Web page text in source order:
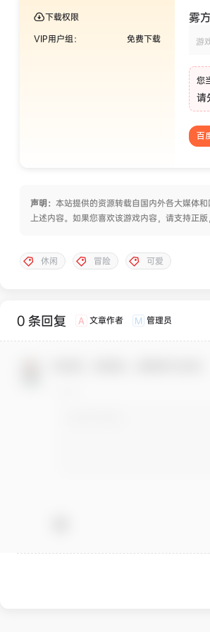
下载权限
VIP用户组：
免费下载
雾
游
您
请
百
声明： 本站提供的资源转载自国内外各大媒体
上述内容。如果您喜欢该游戏内容，请支持正
休闲 冒险 可爱
0 条回复 A 文章作者 M 管理员